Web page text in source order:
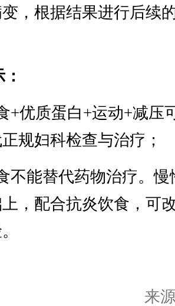
，根据结果进行后续
+优质蛋白+运动+减压
规妇科检查与治疗；
不能替代药物治疗。
，配合抗炎饮食，可
来